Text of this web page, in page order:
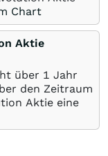
Chart
Aktie
über 1 Jahr
den Zeitraum
Aktie eine